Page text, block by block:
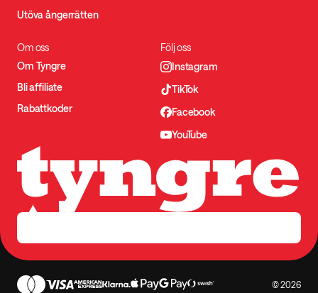
Utöva ångerrätten
Om oss
Om Tyngre
Bli affiliate
Rabattkoder
Följ oss
Instagram
TikTok
Facebook
YouTube
© 2026